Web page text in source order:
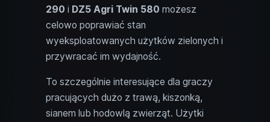
290 i DZ5 Agri Twin 580 możesz
celowo poprawiać stan
wyeksploatowanych użytków zielonych i
przywracać im wydajność.
To szczególnie interesujące dla graczy
pracujących dużo z trawą, kiszonką,
sianem lub hodowlą zwierząt. Użytki